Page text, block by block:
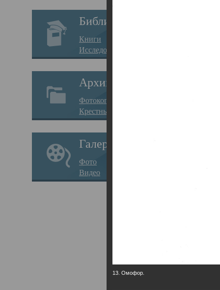
Библиотека
Книги
Исследования
Архив
Фотокопии дел
Крестные ходы
Галерея
Фото
Видео
13. Омофор.